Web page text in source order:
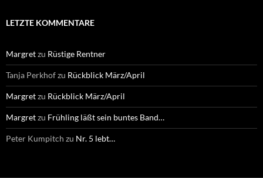
LETZTE KOMMENTARE
Margretzu Rüstige Rentner
Tanja Perkhofzu Rückblick März/April
Margretzu Rückblick März/April
Margretzu Frühling läßt sein buntes Band…
Peter Kumpitch zu Nr. 5 lebt…